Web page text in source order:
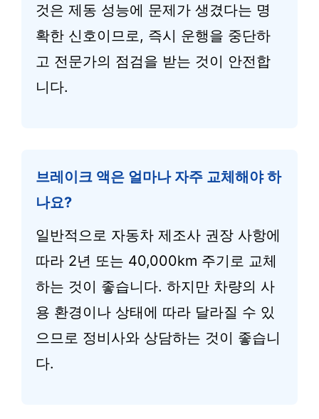
것은 제동 성능에 문제가 생겼다는 명
확한 신호이므로, 즉시 운행을 중단하
고 전문가의 점검을 받는 것이 안전합
니다.
브레이크 액은 얼마나 자주 교체해야 하
나요?
일반적으로 자동차 제조사 권장 사항에
따라 2년 또는 40,000km 주기로 교체
하는 것이 좋습니다. 하지만 차량의 사
용 환경이나 상태에 따라 달라질 수 있
으므로 정비사와 상담하는 것이 좋습니
다.